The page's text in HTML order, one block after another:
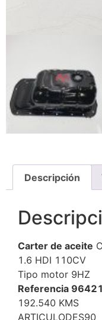
Descripción
Carter de aceite
1.6 HDI 110CV
Tipo motor 9HZ
Referencia
192.540 KMS
ARTICULODES90